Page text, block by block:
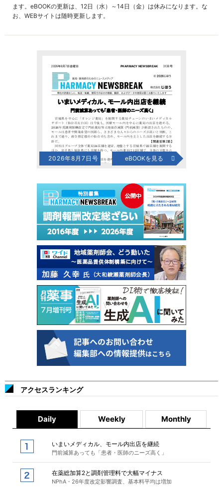
ます。eBOOKの更新は、12日（水）～14日（金）は休みになります。な
お、WEBサイトは随時更新します。
2026年8月7日号 eBOOKを見る
アクセスランキング
Daily Weekly Monthly
いまいメディカル、モール内出店を継続
門前減算あっても「患者・医師のニーズ高く」
在薬総加算2と調剤管理料で大幅マイナス
NPhA・26年度改定影響調査、基本料平均は増加